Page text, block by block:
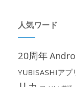
人気ワード
20周年
YUBISASHIアプ